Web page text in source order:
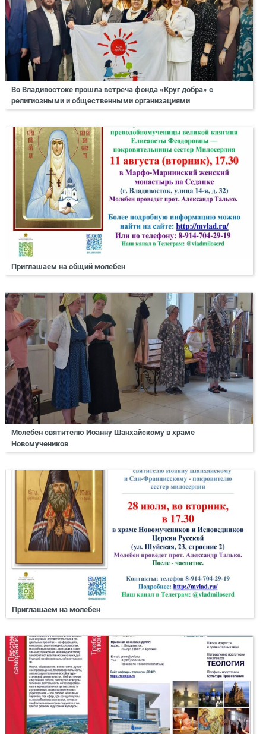
Во Владивостоке прошла встреча фонда «Круг добра» с
религиозными и общественными организациями
Приглашаем на общий молебен
Молебен святителю Иоанну Шанхайскому в храме
Новомучеников
Приглашаем на молебен